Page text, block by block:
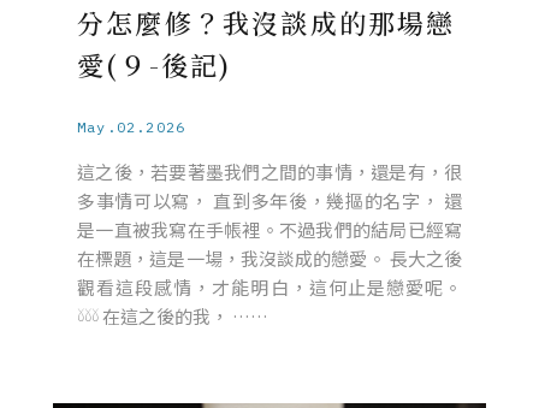
分怎麼修？我沒談成的那場戀
愛(９-後記)
May.02.2026
這之後，若要著墨我們之間的事情，還是有，很
多事情可以寫， 直到多年後，幾摳的名字， 還
是一直被我寫在手帳裡。不過我們的結局已經寫
在標題，這是一場，我沒談成的戀愛。 長大之後
觀看這段感情，才能明白，這何止是戀愛呢。
𓍱𓍱𓍱 在這之後的我， ……